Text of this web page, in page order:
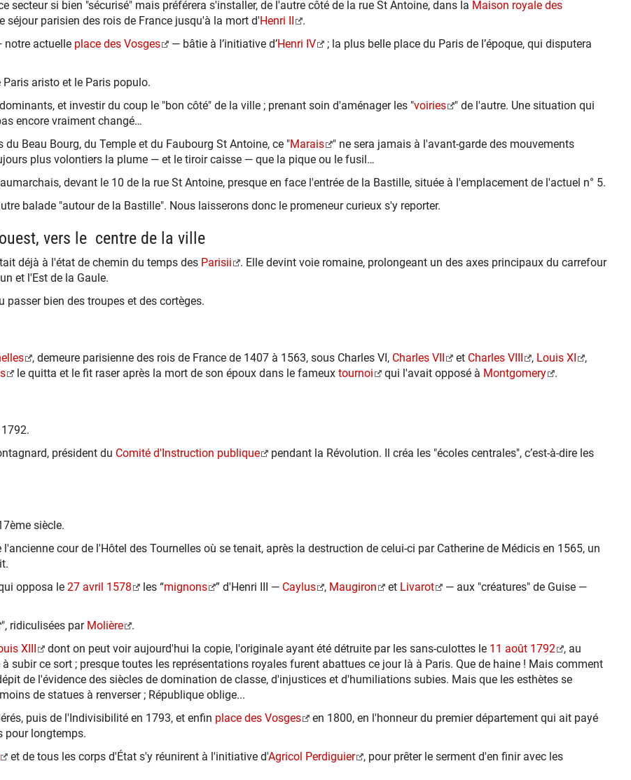
secteur si bien "sécurisé" mais préférera s'installer, de l'autre côté de la rue St Antoine, dans la Maison royale des
séjour parisien des rois de France jusqu'à la mort d'Henri II
.
notre actuelle place des Vosges — bâtie à l’initiative d’Henri IV
; la plus belle place du Paris de l’époque, qui disputera
aristo et le Paris populo.
et investir du coup le "bon côté" de la ville ; prenant soin d'aménager les "voiries
" de l'autre. Une situation qui
encore vraiment changé…
Beau Bourg, du Temple et du Faubourg St Antoine, ce "Marais
" ne sera jamais à l'avant-garde des mouvements
plus volontiers la plume — et le tiroir caisse — que la pique ou le fusil…
devant le 10 de la rue St Antoine, presque en face l'entrée de la Bastille, située à l'emplacement de l'actuel n° 5.
balade "autour de la Bastille". Nous laisserons donc le promeneur curieux s'y reporter.
vers le centre de la ville
déjà à l'état de chemin du temps des Parisii
. Elle devint voie romaine, prolongeant un des axes principaux du carrefour
et l'Est de la Gaule.
passer bien des troupes et des cortèges.
, demeure parisienne des rois de France de 1407 à 1563, sous Charles VI, Charles VII et Charles VIII , Louis XI
,
le quitta et le fit raser après la mort de son époux dans le fameux tournoi qui l'avait opposé à Montgomery .
président du Comité d'Instruction publique
pendant la Révolution. Il créa les "écoles centrales", c’est-à-dire les
siècle.
cour de l'Hôtel des Tournelles où se tenait, après la destruction de celui-ci par Catherine de Médicis en 1565, un
opposa le 27 avril 1578 les “mignons ” d'Henri III — Caylus , Maugiron et Livarot
— aux "créatures" de Guise —
", ridiculisées par Molière
.
XIII dont on peut voir aujourd'hui la copie, l'originale ayant été détruite par les sans-culottes le 11 août 1792
, au
subir ce sort ; presque toutes les représentations royales furent abattues ce jour là à Paris. Que de haine ! Mais comment
de l'évidence des siècles de domination de classe, d'injustices et d'humiliations subies. Mais que les esthètes se
de statues à renverser ; République oblige...
puis de l'Indivisibilité en 1793, et enfin place des Vosges
en 1800, en l'honneur du premier département qui ait payé
pour longtemps.
et de tous les corps d'État s'y réunirent à l'initiative d'Agricol Perdiguier
, pour prêter le serment d'en finir avec les